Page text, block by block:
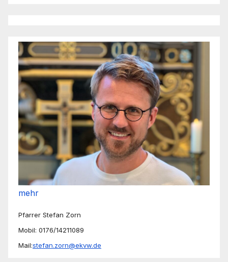
mehr
Pfarrer Stefan Zorn
Mobil: 0176/14211089
Mail:stefan.zorn@ekvw.de